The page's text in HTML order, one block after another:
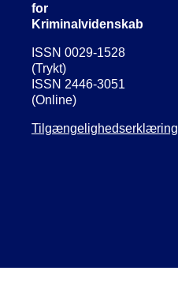
for
Kriminalvidenskab
ISSN 0029-1528
(Trykt)
ISSN 2446-3051
(Online)
Tilgængelighedserklæring